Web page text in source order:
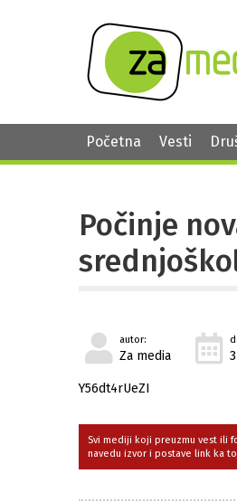
Početna Vesti
Počinje
autor:
Za media
Y56dt4rUeZI
Svi mediji koji preuzmu vest ili
navedu izvor i postave link ka